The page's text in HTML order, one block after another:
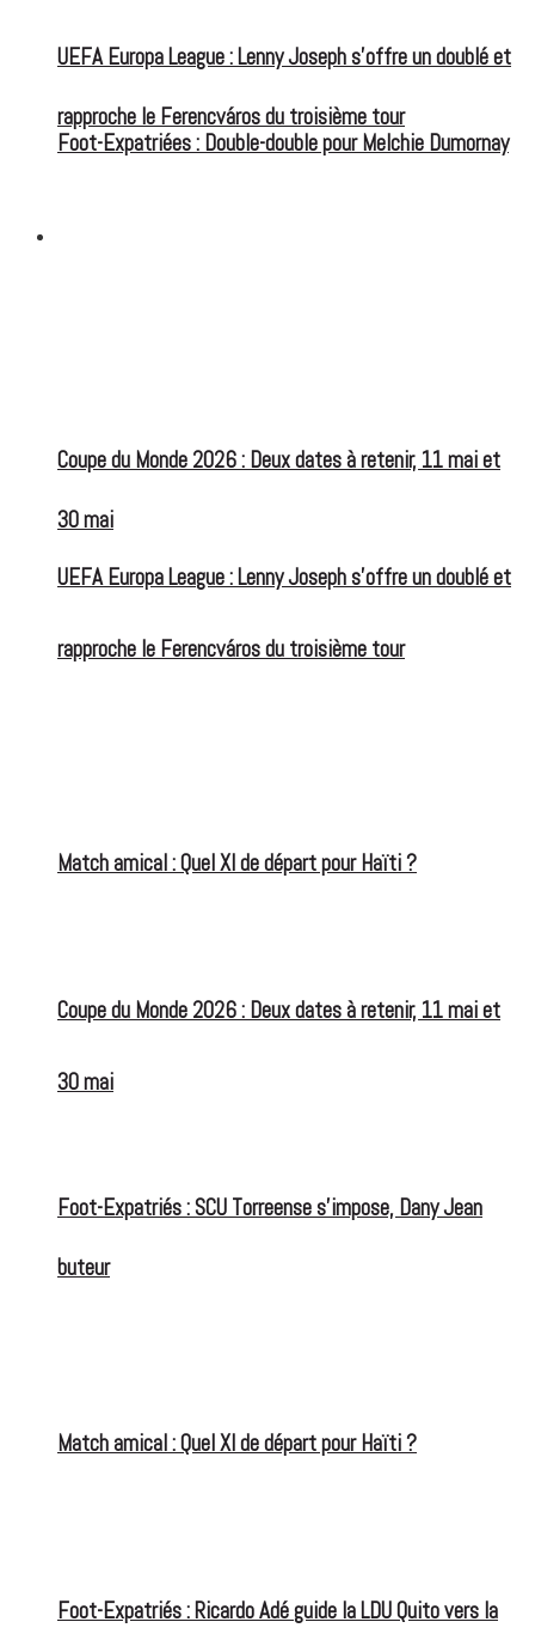
Foot-Expatriées : Double-double pour Melchie Dumornay
UEFA Europa League : Lenny Joseph s’offre un doublé et
rapproche le Ferencváros du troisième tour
Coupe du Monde 2026 : Deux dates à retenir, 11 mai et
30 mai
Match amical : Quel XI de départ pour Haïti ?
UEFA Europa League : Lenny Joseph s’offre un doublé et
rapproche le Ferencváros du troisième tour
Coupe du Monde 2026 : Deux dates à retenir, 11 mai et
30 mai
Match amical : Quel XI de départ pour Haïti ?
Foot-Expatriés : SCU Torreense s’impose, Dany Jean
buteur
Foot-Expatriés : Ricardo Adé guide la LDU Quito vers la